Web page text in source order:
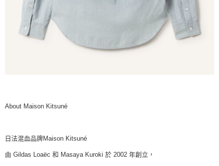
About Maison Kitsuné
日法混血品牌Maison Kitsuné
由 Gildas Loaëc 和 Masaya Kuroki 於 2002 年創立，